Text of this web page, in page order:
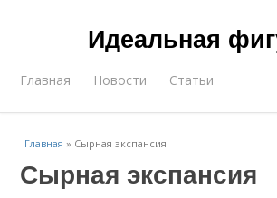
Идеальная
Главная Новости Статьи
Главная » Сырная экспансия
Сырная экспансия